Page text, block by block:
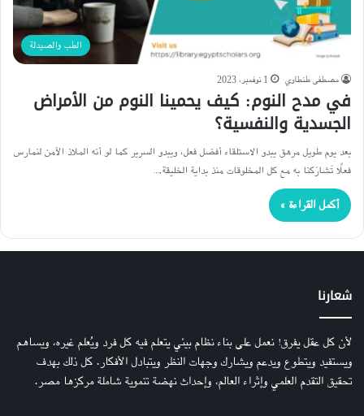
الطب والصيدلة
مصطفى طنطاوي 1 نوفمبر، 2023
في مدح النوم: كيف يحمينا النوم من الأمراض
الجسدية والنفسية؟
بعد يوم طويل مرهق يبدو الاستلقاء أفضل فعل، ويبدو السرير كما لو أنه الملاذ الآمن لنمارس
فعلًا تَشارَكنا به مع كل المخلوقات منذ بداية الخليقة.…
أكمل القراءة »
شعارنا
لأن كل عقل يفرق! نعمل على بناء نظام بيئي يتعلم فيه كل فرد ويُعلم غيره، ويساهم
ويستفيد ويتطوع ويدعم ويشارك وجهات النظر ويتبادل الأفكار. كل ذلك بهدف
تحقيق التقدم العلمي وإثراء العالم، وإحداث نهضة تنموية شاملة مركزها مصر.